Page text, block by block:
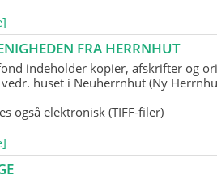
FRA HERRNHUT
indeholder kopier, afskrifter og
huset i Neuherrnhut (Ny
også elektronisk (TIFF-filer)